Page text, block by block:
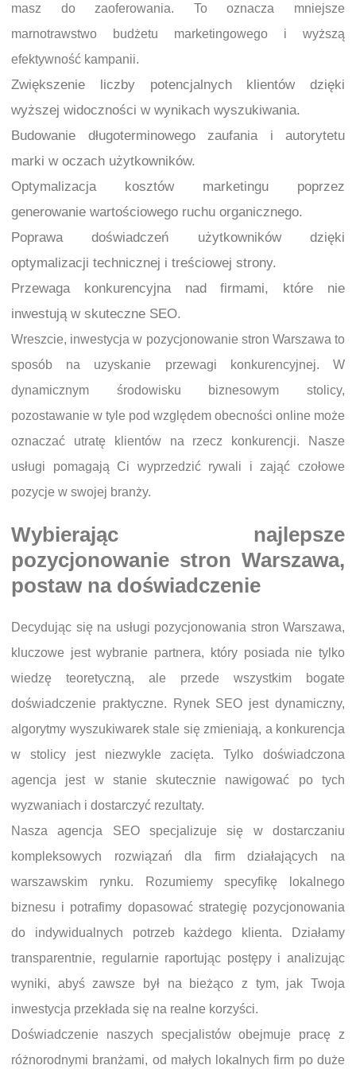
masz do zaoferowania. To oznacza mniejsze
marnotrawstwo budżetu marketingowego i wyższą
efektywność kampanii.
Zwiększenie liczby potencjalnych klientów dzięki
wyższej widoczności w wynikach wyszukiwania.
Budowanie długoterminowego zaufania i autorytetu
marki w oczach użytkowników.
Optymalizacja kosztów marketingu poprzez
generowanie wartościowego ruchu organicznego.
Poprawa doświadczeń użytkowników dzięki
optymalizacji technicznej i treściowej strony.
Przewaga konkurencyjna nad firmami, które nie
inwestują w skuteczne SEO.
Wreszcie, inwestycja w pozycjonowanie stron Warszawa to
sposób na uzyskanie przewagi konkurencyjnej. W
dynamicznym środowisku biznesowym stolicy,
pozostawanie w tyle pod względem obecności online może
oznaczać utratę klientów na rzecz konkurencji. Nasze
usługi pomagają Ci wyprzedzić rywali i zająć czołowe
pozycje w swojej branży.
Wybierając najlepsze
pozycjonowanie stron Warszawa,
postaw na doświadczenie
Decydując się na usługi pozycjonowania stron Warszawa,
kluczowe jest wybranie partnera, który posiada nie tylko
wiedzę teoretyczną, ale przede wszystkim bogate
doświadczenie praktyczne. Rynek SEO jest dynamiczny,
algorytmy wyszukiwarek stale się zmieniają, a konkurencja
w stolicy jest niezwykle zacięta. Tylko doświadczona
agencja jest w stanie skutecznie nawigować po tych
wyzwaniach i dostarczyć rezultaty.
Nasza agencja SEO specjalizuje się w dostarczaniu
kompleksowych rozwiązań dla firm działających na
warszawskim rynku. Rozumiemy specyfikę lokalnego
biznesu i potrafimy dopasować strategię pozycjonowania
do indywidualnych potrzeb każdego klienta. Działamy
transparentnie, regularnie raportując postępy i analizując
wyniki, abyś zawsze był na bieżąco z tym, jak Twoja
inwestycja przekłada się na realne korzyści.
Doświadczenie naszych specjalistów obejmuje pracę z
różnorodnymi branżami, od małych lokalnych firm po duże